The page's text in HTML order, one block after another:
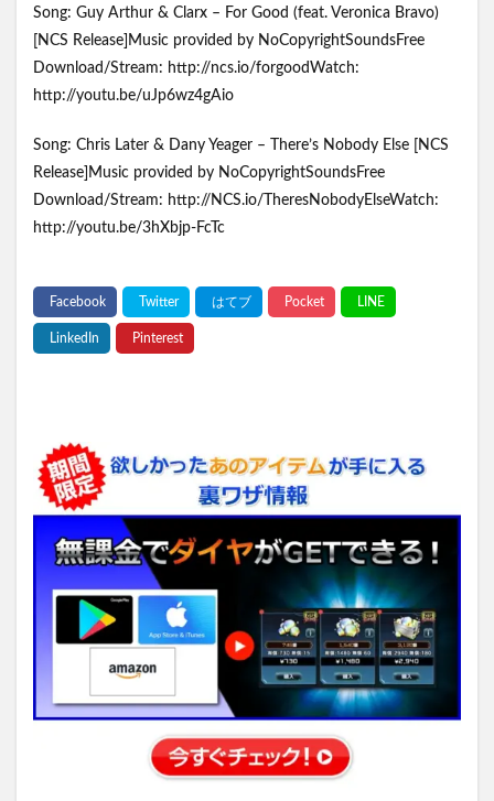
Song: Guy Arthur & Clarx – For Good (feat. Veronica Bravo)
[NCS Release]Music provided by NoCopyrightSoundsFree
Download/Stream: http://ncs.io/forgoodWatch:
http://youtu.be/uJp6wz4gAio
Song: Chris Later & Dany Yeager – There’s Nobody Else [NCS
Release]Music provided by NoCopyrightSoundsFree
Download/Stream: http://NCS.io/TheresNobodyElseWatch:
http://youtu.be/3hXbjp-FcTc